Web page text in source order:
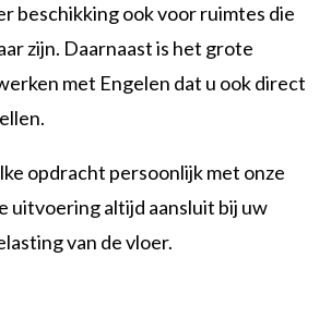
beschikking ook voor ruimtes die
zijn. Daarnaast is het grote
met Engelen dat u ook direct
opdracht persoonlijk met onze
uitvoering altijd aansluit bij uw
van de vloer.